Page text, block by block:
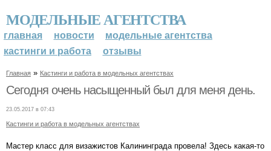
МОДЕЛЬНЫЕ АГЕНТСТВА
главная новости
модельные агентства
кастинги и работа
отзывы
Главная » Кастинги и работа в модельных агентствах
Сегодня очень насыщенный был для меня день.
23.05.2017 в 07:43
Кастинги и работа в модельных агентствах
Мастер класс для визажистов Калининграда провела! Здесь какая-то